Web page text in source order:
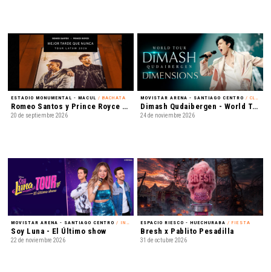
ESTADIO MONUMENTAL - MACUL / BACHATA
Romeo Santos y Prince Royce - Mejor Tarde que Nunca
20 de septiembre 2026
MOVISTAR ARENA - SANTIAGO CENTRO / CLASSICAL CROSSOVER
Dimash Qudaibergen - World Tour: Dimensions
24 de noviembre 2026
MOVISTAR ARENA - SANTIAGO CENTRO / INFANTIL
Soy Luna - El Último show
22 de noviembre 2026
ESPACIO RIESCO - HUECHURABA / FIESTA
Bresh x Pablito Pesadilla
31 de octubre 2026